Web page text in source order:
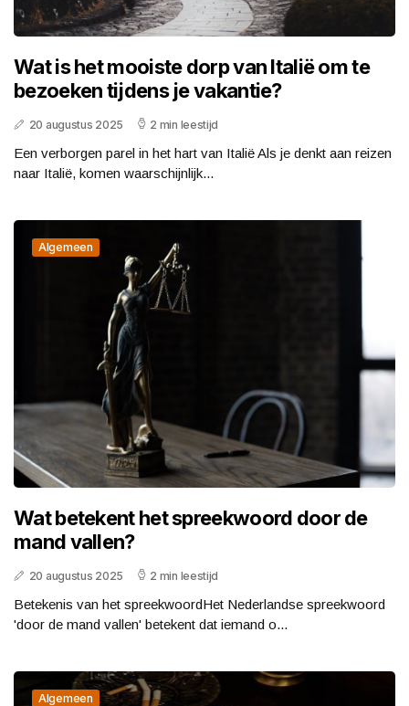
Wat is het mooiste dorp van Italië om te
bezoeken tijdens je vakantie?
20 augustus 2025 2 min leestijd
Een verborgen parel in het hart van Italië Als je denkt aan reizen
naar Italië, komen waarschijnlijk...
Algemeen
Wat betekent het spreekwoord door de
mand vallen?
20 augustus 2025 2 min leestijd
Betekenis van het spreekwoordHet Nederlandse spreekwoord
'door de mand vallen' betekent dat iemand o...
Algemeen